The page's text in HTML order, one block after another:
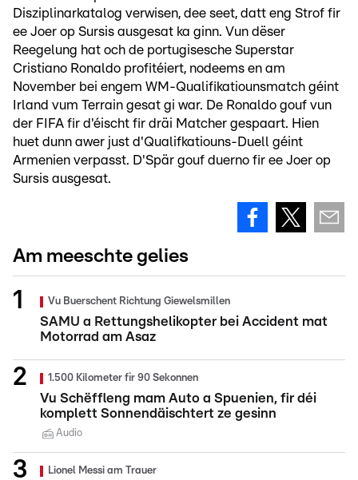
Disziplinarkatalog verwisen, dee seet, datt eng Strof fir
ee Joer op Sursis ausgesat ka ginn. Vun dëser
Reegelung hat och de portugisesche Superstar
Cristiano Ronaldo profitéiert, nodeems en am
November bei engem WM-Qualifikatiounsmatch géint
Irland vum Terrain gesat gi war. De Ronaldo gouf vun
der FIFA fir d'éischt fir dräi Matcher gespaart. Hien
huet dunn awer just d'Qualifkatiouns-Duell géint
Armenien verpasst. D'Spär gouf duerno fir ee Joer op
Sursis ausgesat.
Am meeschte gelies
Vu Buerschent Richtung Giewelsmillen
SAMU a Rettungshelikopter bei Accident mat
Motorrad am Asaz
1.500 Kilometer fir 90 Sekonnen
Vu Schëffleng mam Auto a Spuenien, fir déi
komplett Sonnendäischtert ze gesinn
Audio
Lionel Messi am Trauer